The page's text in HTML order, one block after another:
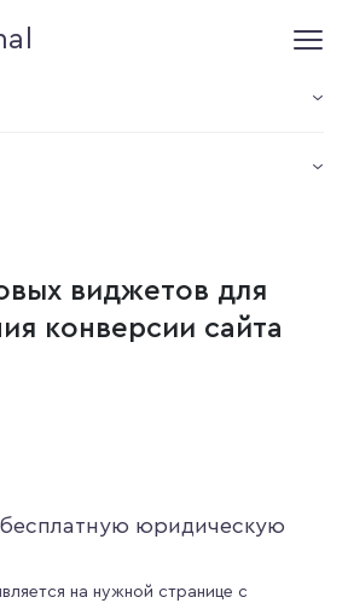
виджетов для
конверсии сайта
юридическую
на нужной странице с